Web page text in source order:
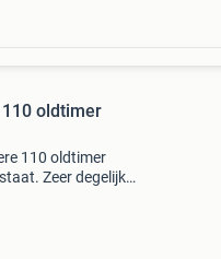
oldtimer
110 oldtimer
Zeer degelijk